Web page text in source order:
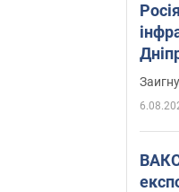
ВАКС обрав